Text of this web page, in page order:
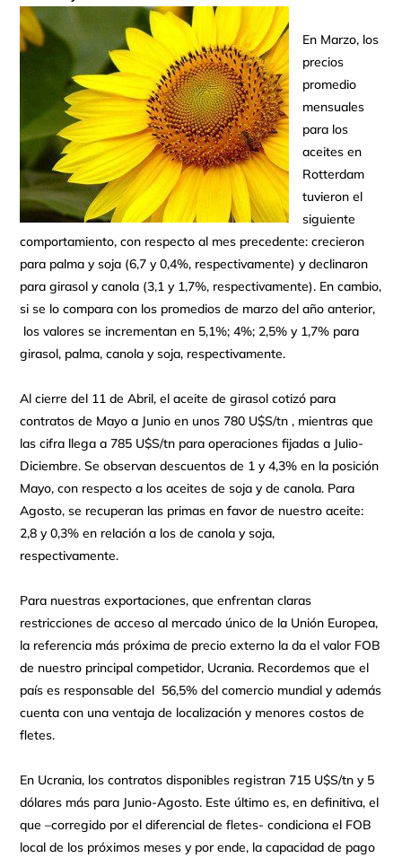
En Marzo, los
precios
promedio
mensuales
para los
aceites en
Rotterdam
tuvieron el
siguiente
comportamiento, con respecto al mes precedente: crecieron
para palma y soja (6,7 y 0,4%, respectivamente) y declinaron
para girasol y canola (3,1 y 1,7%, respectivamente). En cambio,
si se lo compara con los promedios de marzo del año anterior,
los valores se incrementan en 5,1%; 4%; 2,5% y 1,7% para
girasol, palma, canola y soja, respectivamente.
Al cierre del 11 de Abril, el aceite de girasol cotizó para
contratos de Mayo a Junio en unos 780 U$S/tn , mientras que
las cifra llega a 785 U$S/tn para operaciones fijadas a Julio-
Diciembre. Se observan descuentos de 1 y 4,3% en la posición
Mayo, con respecto a los aceites de soja y de canola. Para
Agosto, se recuperan las primas en favor de nuestro aceite:
2,8 y 0,3% en relación a los de canola y soja,
respectivamente.
Para nuestras exportaciones, que enfrentan claras
restricciones de acceso al mercado único de la Unión Europea,
la referencia más próxima de precio externo la da el valor FOB
de nuestro principal competidor, Ucrania. Recordemos que el
país es responsable del 56,5% del comercio mundial y además
cuenta con una ventaja de localización y menores costos de
fletes.
En Ucrania, los contratos disponibles registran 715 U$S/tn y 5
dólares más para Junio-Agosto. Este último es, en definitiva, el
que –corregido por el diferencial de fletes- condiciona el FOB
local de los próximos meses y por ende, la capacidad de pago